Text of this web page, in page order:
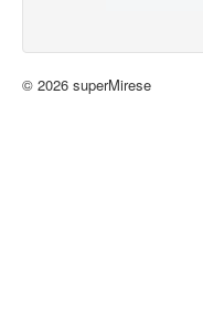
© 2026 superMirese